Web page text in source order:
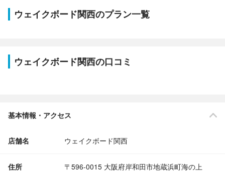
ウェイクボード関西のプラン一覧
ウェイクボード関西の口コミ
基本情報・アクセス
店舗名 ウェイクボード関西
住所 〒596-0015 大阪府岸和田市地蔵浜町海の上